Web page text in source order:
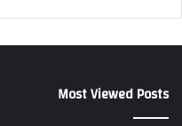
Most Viewed Posts